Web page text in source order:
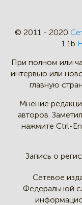
© 2011 - 2020
1.1b
При полном или
интервью или
главную
Мнение
авторов.
нажмите Ctrl-
Запись о
Сетевое
Федеральной